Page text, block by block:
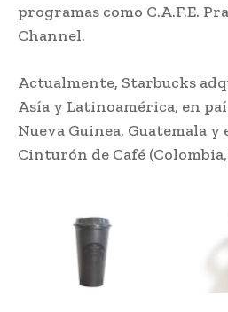
programas como C.A.F.E.
Channel.
Actualmente, Starbucks
Asía y Latinoamérica, en
Nueva Guinea, Guatemala
Cinturón de Café